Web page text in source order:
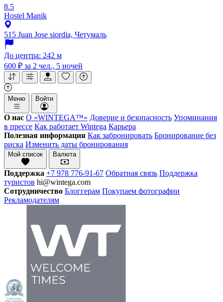
8.5
Hostel Manik
515 Juan Jose siordia, Четумаль
До центра: 242 м
600 ₽ за 2 чел., 5 ночей
Меню Войти
О нас О «WINTEGA™» Доверие и безопасность Упоминания
в прессе Как работает Wintega Карьера
Полезная информация Как забронировать Бронирование без
риска Изменить даты бронирования
Мой список Валюта
Поддержка +7 978 776-91-67 Обратная связь Поддержка
туристов hi@wintega.com
Сотрудничество Блоггерам Покупаем фотографии
Рекламодателям